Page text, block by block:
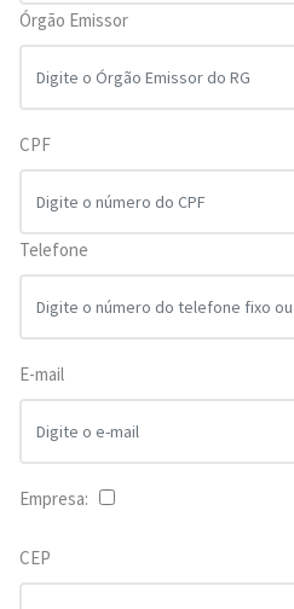
Órgão Emissor
CPF
Telefone
E-mail
Empresa:
CEP